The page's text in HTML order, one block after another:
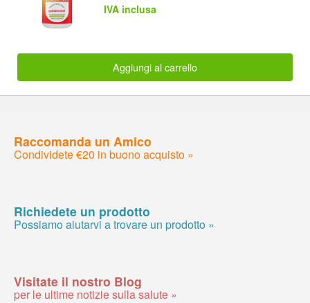
IVA inclusa
Aggiungi al carrello
Raccomanda un Amico
Condividete €20 in buono acquisto »
Richiedete un prodotto
Possiamo aiutarvi a trovare un prodotto »
Visitate il nostro Blog
per le ultime notizie sulla salute »